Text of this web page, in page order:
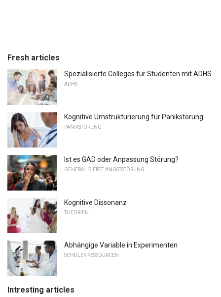
Fresh articles
Spezialisierte Colleges für Studenten mit ADHS
ADHS
Kognitive Umstrukturierung für Panikstörung
PANIKSTÖRUNG
Ist es GAD oder Anpassung Störung?
GENERALISIERTE ANGSTSTÖRUNG
Kognitive Dissonanz
THEORIEN
Abhängige Variable in Experimenten
SCHÜLER RESSOURCEN
Intresting articles